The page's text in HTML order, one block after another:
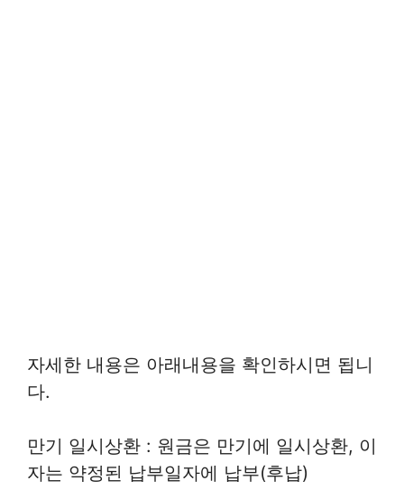
자세한 내용은 아래내용을 확인하시면 됩니
다.
만기 일시상환 : 원금은 만기에 일시상환, 이
자는 약정된 납부일자에 납부(후납)